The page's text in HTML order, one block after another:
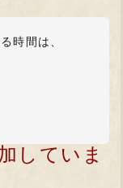
時間は、
していま